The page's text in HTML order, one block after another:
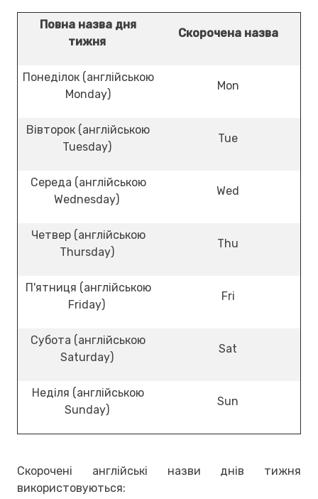
Повна назва дня
тижня
Скорочена назва
Понеділок (англійською
Monday)
Mon
Вівторок (англійською
Tuesday)
Tue
Середа (англійською
Wednesday)
Wed
Четвер (англійською
Thursday)
Thu
П'ятниця (англійською
Friday)
Fri
Субота (англійською
Saturday)
Sat
Неділя (англійською
Sunday)
Sun
Скорочені англійські назви днів тижня
використовуються: